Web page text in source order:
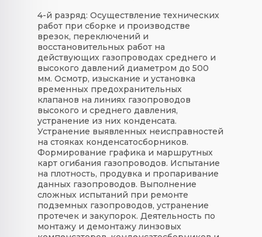
4-й разряд: Осуществление технических
работ при сборке и производстве
врезок, переключений и
восстановительных работ на
действующих газопроводах среднего и
высокого давлений диаметром до 500
мм. Осмотр, изыскание и установка
временных предохранительных
клапанов на линиях газопроводов
высокого и среднего давления,
устранение из них конденсата.
Устранение выявленных неисправностей
на стояках конденсатосборников.
Формирование графика и маршрутных
карт огибания газопроводов. Испытание
на плотность, продувка и пропаривание
данных газопроводов. Выполнение
сложных испытаний при ремонте
подземных газопроводов, устранение
протечек и закупорок. Деятельность по
монтажу и демонтажу линзовых